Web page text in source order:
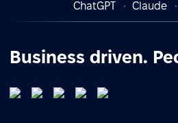
ChatGPT
Claude
Business driven.